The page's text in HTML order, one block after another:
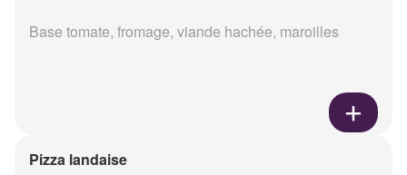
Base tomate, fromage, viande hachée, maroilles
Pizza landaise